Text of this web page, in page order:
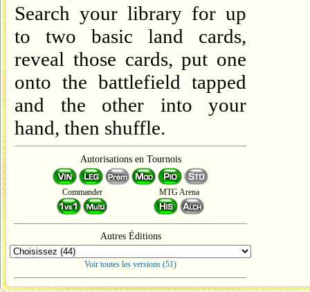
Search your library for up
to two basic land cards,
reveal those cards, put one
onto the battlefield tapped
and the other into your
hand, then shuffle.
Autorisations en Tournois
Commander MTG Arena
Autres Éditions
Voir toutes les versions (51)